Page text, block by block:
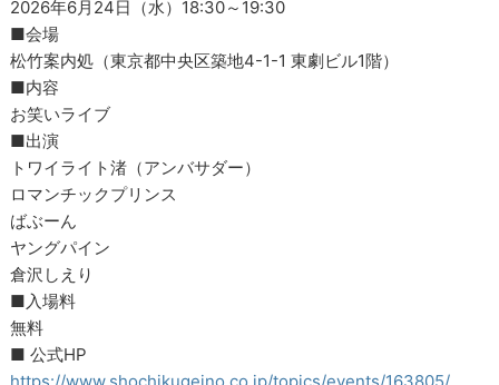
2026年6月24日（水）18:30～19:30
■会場
松竹案内処（東京都中央区築地4-1-1 東劇ビル1階）
■内容
お笑いライブ
■出演
トワイライト渚（アンバサダー）
ロマンチックプリンス
ばぶーん
ヤングパイン
倉沢しえり
■入場料
無料
■ 公式HP